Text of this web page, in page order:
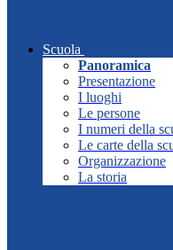
Scuola
Panoramica
Presentazione
I luoghi
Le persone
I numeri della
Le carte della
Organizzazione
La storia